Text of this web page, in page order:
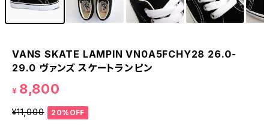
VANS SKATE LAMPIN VN0A5FCHY28 26.0-
29.0 ヴァンズ スケートランピン
¥ 8,800
¥11,000 20%OFF